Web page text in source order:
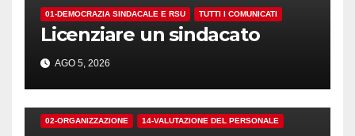
01-DEMOCRAZIA SINDACALE E RSU TUTTI I COMUNICATI
Licenziare un sindacato
AGO 5, 2026
02-ORGANIZZAZIONE 14-VALUTAZIONE DEL PERSONALE